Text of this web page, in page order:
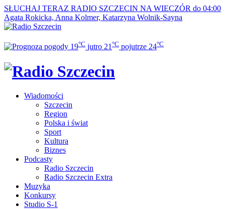
SŁUCHAJ TERAZ RADIO SZCZECIN NA WIECZÓR do 04:00
Agata Rokicka, Anna Kolmer, Katarzyna Wolnik-Sayna
19°C jutro 21 °C pojutrze 24°C
Wiadomości
Szczecin
Region
Polska i świat
Sport
Kultura
Biznes
Podcasty
Radio Szczecin
Radio Szczecin Extra
Muzyka
Konkursy
Studio S-1